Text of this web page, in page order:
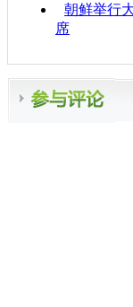
朝鲜举行
席